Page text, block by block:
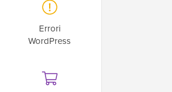
Errori
WordPress